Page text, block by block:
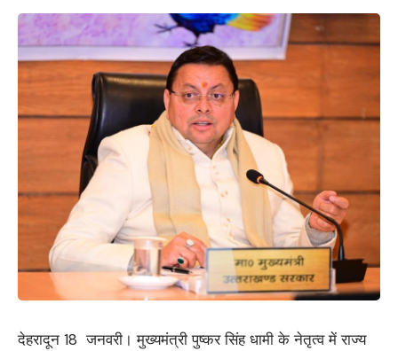
देहरादून 18 जनवरी। मुख्यमंत्री पुष्कर सिंह धामी के नेतृत्व में राज्य